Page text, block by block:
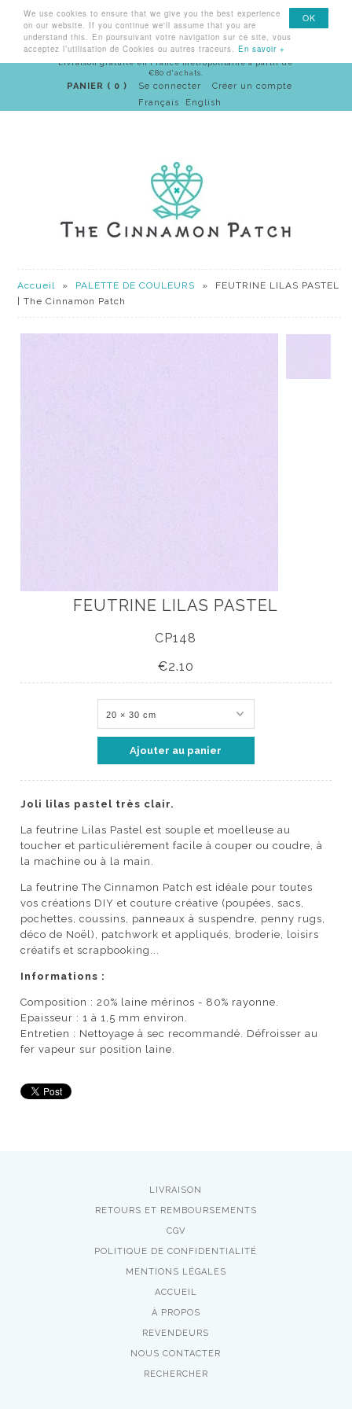
OK
We use cookies to ensure that we give you the best experience
on our website. If you continue we'll assume that you are
understand this. En poursuivant votre navigation sur ce site, vous
acceptez l’utilisation de Cookies ou autres traceurs. En savoir +
Livraison gratuite en France métropolitaine à partir de
€80 d'achats.
PANIER ( 0 ) Se connecter
Créer un compte
Français
English
Menu
Accueil » PALETTE DE COULEURS »
FEUTRINE LILAS PASTEL
| The Cinnamon Patch
FEUTRINE LILAS PASTEL
CP148
€2.10
Joli lilas pastel très clair.
La feutrine Lilas Pastel est souple et moelleuse au
toucher et particulièrement facile à couper ou coudre, à
la machine ou à la main.
La feutrine The Cinnamon Patch est idéale pour toutes
vos créations DIY et couture créative (poupées, sacs,
pochettes, coussins, panneaux à suspendre, penny rugs,
déco de Noël), patchwork et appliqués, broderie, loisirs
créatifs et scrapbooking...
Informations :
Composition : 20% laine mérinos - 80% rayonne.
Epaisseur : 1 à 1,5 mm environ.
Entretien : Nettoyage à sec recommandé. Défroisser au
fer vapeur sur position laine.
LIVRAISON
RETOURS ET REMBOURSEMENTS
CGV
POLITIQUE DE CONFIDENTIALITÉ
MENTIONS LÉGALES
ACCUEIL
À PROPOS
REVENDEURS
NOUS CONTACTER
RECHERCHER
Nos tutos DIY